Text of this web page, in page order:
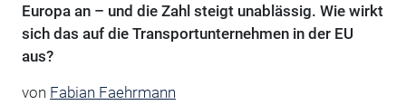
Europa an – und die Zahl steigt unablässig. Wie wirkt
sich das auf die Transportunternehmen in der EU
aus?
von Fabian Faehrmann